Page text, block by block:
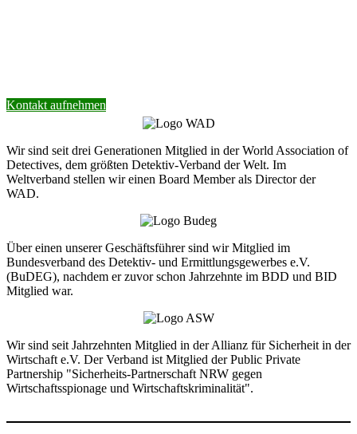
Kontakt aufnehmen
Wir sind seit drei Generationen Mitglied in der World Association of
Detectives, dem größten Detektiv-Verband der Welt. Im
Weltverband stellen wir einen Board Member als Director der
WAD.
Über einen unserer Geschäftsführer sind wir Mitglied im
Bundesverband des Detektiv- und Ermittlungsgewerbes e.V.
(BuDEG), nachdem er zuvor schon Jahrzehnte im BDD und BID
Mitglied war.
Wir sind seit Jahrzehnten Mitglied in der Allianz für Sicherheit in der
Wirtschaft e.V. Der Verband ist Mitglied der Public Private
Partnership "Sicherheits-Partnerschaft NRW gegen
Wirtschaftsspionage und Wirtschaftskriminalität".